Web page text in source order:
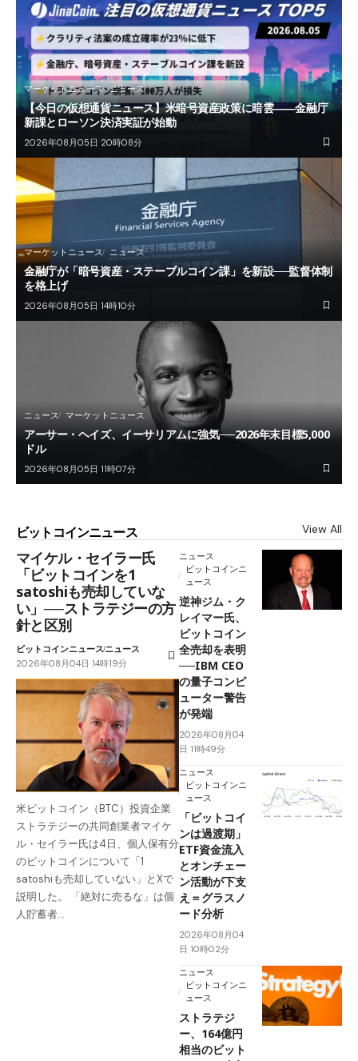
マーケットニュース ニュース
【今日の仮想通貨ニュース】米暗号資産政策に暗雲――金融庁
新課とローソン決済実証が始動
2026年08月05日 20時08分
マーケットニュース ニュース
金融庁が「暗号資産・ステーブルコイン課」を新設──監督体制
を格上げ
2026年08月05日 14時10分
ニュース マーケットニュース
アーサー・ヘイズ、イーサリアムに強気──2026年末目標5,000
ドル
2026年08月05日 11時07分
ビットコインニュース View All
マイケル・セイラー氏
「ビットコインを1
satoshiも売却していな
い」──ストラテジーの方
針と区別
ビットコインニュースニュース
2026年08月04日 14時19分
米ビットコイン（BTC）投資企業
ストラテジーの共同創業者マイケ
ル・セイラー氏は4日、個人保有分
のビットコインについて「1
satoshiも売却していない」とXで
説明した。 「絶対に売るな」は個
人貯蓄者…
ニュース
ビットコインニ
ュース
逆神ジム・ク
レイマー氏、
ビットコイン
全売却を表明
──IBM CEO
の量子コンピ
ューター警告
が発端
2026年08月04
日 11時49分
ニュース
ビットコインニ
ュース
「ビットコイ
ンは過渡期」
ETF資金流入
とオンチェー
ン活動が下支
え＝グラスノ
ード分析
2026年08月04
日 10時02分
ニュース
ビットコインニ
ュース
ストラテジ
ー、164億円
相当のビット